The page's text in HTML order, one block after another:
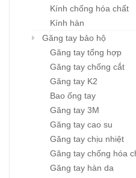
Kính chống hóa chất
Kính hàn
Găng tay bảo hộ
Găng tay tổng hợp
Găng tay chống cắt
Găng tay K2
Bao ống tay
Găng tay 3M
Găng tay cao su
Găng tay chịu nhiệt
Găng tay chống hóa
Găng tay hàn da